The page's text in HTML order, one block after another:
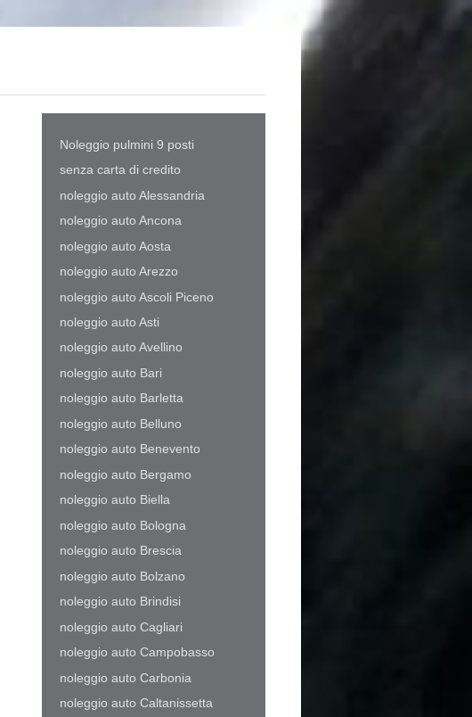
Noleggio pulmini 9 posti
senza carta di credito
noleggio auto Alessandria
noleggio auto Ancona
noleggio auto Aosta
noleggio auto Arezzo
noleggio auto Ascoli Piceno
noleggio auto Asti
noleggio auto Avellino
noleggio auto Bari
noleggio auto Barletta
noleggio auto Belluno
noleggio auto Benevento
noleggio auto Bergamo
noleggio auto Biella
noleggio auto Bologna
noleggio auto Brescia
noleggio auto Bolzano
noleggio auto Brindisi
noleggio auto Cagliari
noleggio auto Campobasso
noleggio auto Carbonia
noleggio auto Caltanissetta